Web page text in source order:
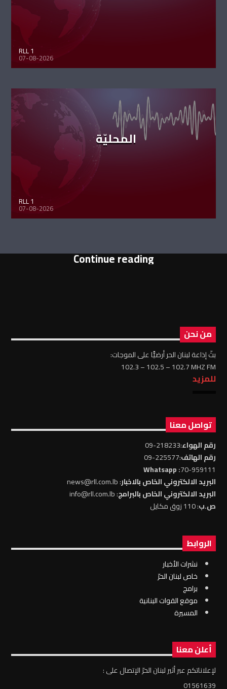
RLL 1
07-08-2026
المحليّة
RLL 1
07-08-2026
Continue reading
من نحن
بثّ إذاعة لبنان الحر أرضيًّا على الموجات:
102.3 – 102.5 – 102.7 MHZ FM
للمزيد
تواصل معنا
رقم الهواء:218233-09
رقم الهاتف:225577-09
70-959111
: Whatsapp
البريد الالكتروني الخاص بالاخبار: news@rll.com.lb
البريد الالكتروني الخاص بالبرامج: info@rll.com.lb
ص.ب: 110 زوق مكايل
الروابط
نشرات الأخبار
خاص لبنان الحرّ
برامج
موقع القوات البنانية
المسيرة
أعلن معنا
لإعلاناتكم عبر أثير لبنان الحرّ الإتصال على :
01561639